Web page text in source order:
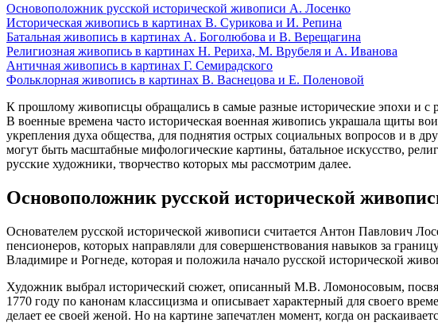
Основоположник русской исторической живописи А. Лосенко
Историческая живопись в картинах В. Сурикова и И. Репина
Батальная живопись в картинах А. Боголюбова и В. Верещагина
Религиозная живопись в картинах Н. Рериха, М. Врубеля и А. Иванова
Античная живопись в картинах Г. Семирадского
Фольклорная живопись в картинах В. Васнецова и Е. Поленовой
К прошлому живописцы обращались в самые разные исторические эпохи и с
В военные времена часто историческая военная живопись украшала щиты
укрепления духа общества, для поднятия острых социальных вопросов и в
могут быть масштабные мифологические картины, батальное искусство,
русские художники, творчество которых мы рассмотрим далее.
Основоположник русской исторической
Основателем русской исторической живописи считается Антон Павлович
пенсионеров, которых направляли для совершенствования навыков за
Владимире и Рогнеде, которая и положила начало русской исторической
Художник выбрал исторический сюжет, описанный М.В. Ломоносовым,
1770 году по канонам классицизма и описывает характерный для своего
делает ее своей женой. Но на картине запечатлен момент, когда он